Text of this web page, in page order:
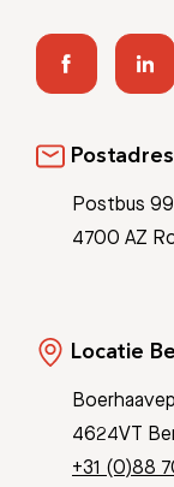
Postadres
Postbus
4700 AZ
Locatie
4624VT
+31 (0)88